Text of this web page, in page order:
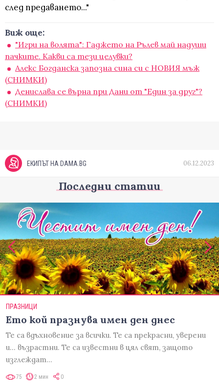
след предаването..."
Виж още:
"Игри на волята": Гаджето на Рълев май надуши
пачките. Какви са тези целувки?
Алекс Богданска запозна сина си с НОВИЯ мъж
(СНИМКИ)
Денислава се върна при Дани от "Един за друг"?
(СНИМКИ)
ЕКИПЪТ НА DAMA.BG 06.12.2023
Последни статии
ПРАЗНИЦИ
Ето кой празнува имен ден днес
Те са вдъхновение за всички. Те са прекрасни, уверени
и... възрастни. Те са известни в цял свят, защото
изглеждат…
75 2 мин 0